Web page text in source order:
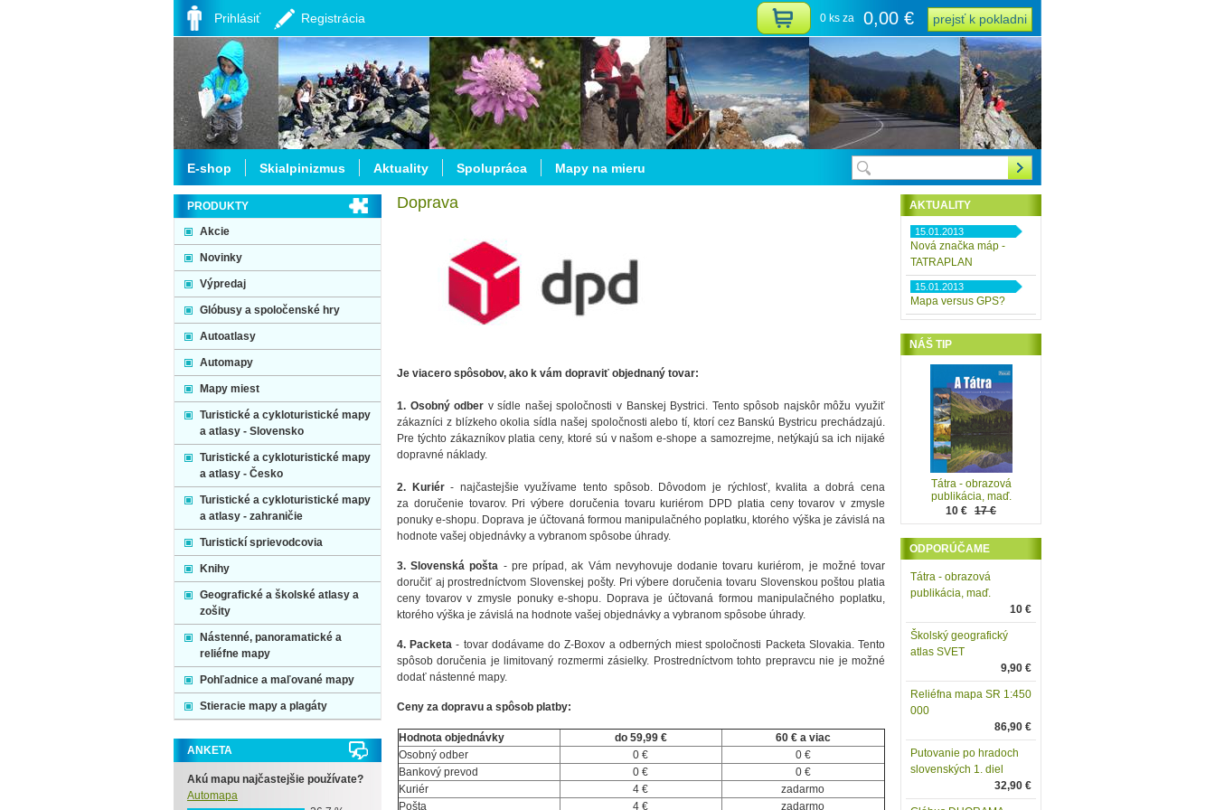
Doprava
Je viacero spôsobov, ako k vám dopraviť objednaný tovar:
1. Osobný odber v sídle našej spoločnosti v Banskej Bystrici. Tento spôsob najskôr môžu využiť
zákazníci z blízkeho okolia sídla našej spoločnosti alebo tí, ktorí cez Banskú Bystricu prechádzajú.
Pre týchto zákazníkov platia ceny, ktoré sú v našom e-shope a samozrejme, netýkajú sa ich nijaké
dopravné náklady.
2. Kuriér- najčastejšie využívame tento spôsob. Dôvodom je rýchlosť, kvalita a dobrá cena
za doručenie tovarov. Pri výbere doručenia tovaru kuriérom DPD platia ceny tovarov v zmysle
ponuky e-shopu. Doprava je účtovaná formou manipulačného poplatku, ktorého výška je závislá na
hodnote vašej objednávky a vybranom spôsobe úhrady.
3. Slovenská pošta - pre prípad, ak Vám nevyhovuje dodanie tovaru kuriérom, je možné tovar
doručiť aj prostredníctvom Slovenskej pošty. Pri výbere doručenia tovaru Slovenskou poštou platia
ceny tovarov v zmysle ponuky e-shopu. Doprava je účtovaná formou manipulačného poplatku,
ktorého výška je závislá na hodnote vašej objednávky a vybranom spôsobe úhrady.
4. Packeta - tovar dodávame do Z-Boxov a odberných miest spoločnosti Packeta Slovakia. Tento
spôsob doručenia je limitovaný rozmermi zásielky. Prostredníctvom tohto prepravcu nie je možné
dodať nástenné mapy.
Ceny za dopravu a spôsob platby:
Hodnota objednávky do 59,99 €
60 € a viac
Osobný odber
0 €
0 €
Bankový prevod
0 €
0 €
Kuriér
4 €
zadarmo
Pošta
4 € zadarmo
AKTUALITY
15.01.2013
Nová značka máp -
TATRAPLAN
15.01.2013
Mapa versus GPS?
NÁŠ TIP
Tátra - obrazová
publikácia, maď.
10 € 17 €
ODPORÚČAME
Tátra - obrazová
publikácia, maď.
10 €
Školský geografický
atlas SVET
9,90 €
Reliéfna mapa SR 1:450
000
86,90 €
Putovanie po hradoch
slovenských 1. diel
32,90 €
PRODUKTY
Akcie
Novinky
Výpredaj
Glóbusy a spoločenské hry
Autoatlasy
Automapy
Mapy miest
Turistické a cykloturistické mapy
a atlasy - Slovensko
Turistické a cykloturistické mapy
a atlasy - Česko
Turistické a cykloturistické mapy
a atlasy - zahraničie
Turistickí sprievodcovia
Knihy
Geografické a školské atlasy a
zošity
Nástenné, panoramatické a
reliéfne mapy
Pohľadnice a maľované mapy
Stieracie mapy a plagáty
ANKETA
Akú mapu najčastejšie používate?
Automapa
E-shop Skialpinizmus Aktuality Spolupráca Mapy na mieru
Prihlásiť Registrácia 0 ks za 0,00 € prejsť k pokladni